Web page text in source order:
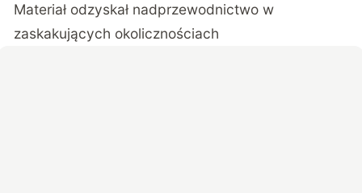
Materiał odzyskał nadprzewodnictwo w
zaskakujących okolicznościach